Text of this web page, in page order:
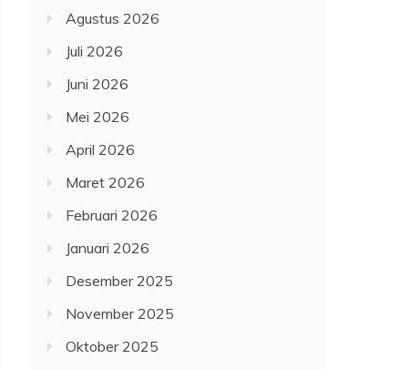
Agustus 2026
Juli 2026
Juni 2026
Mei 2026
April 2026
Maret 2026
Februari 2026
Januari 2026
Desember 2025
November 2025
Oktober 2025